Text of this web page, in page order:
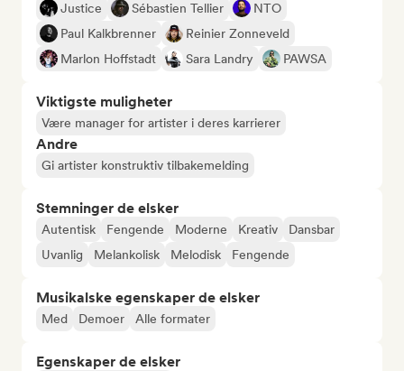
Justice Sébastien Tellier
NTO
Paul Kalkbrenner
Reinier Zonneveld
Marlon Hoffstadt
Sara Landry PAWSA
Viktigste muligheter
Være manager for artister i deres karrierer
Andre
Gi artister konstruktiv tilbakemelding
Stemninger de elsker
Autentisk Fengende Moderne Kreativ
Dansbar
Uvanlig
Melankolisk Melodisk Fengende
Musikalske egenskaper de elsker
Med Demoer Alle formater
Egenskaper de elsker